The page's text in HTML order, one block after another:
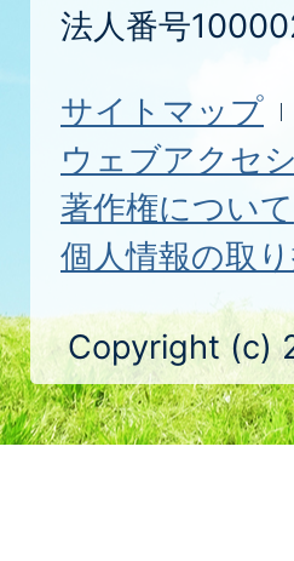
法人番号
サイトマップ
ウェブアクセ
著作権について
個人情報の取
Copyright (c)